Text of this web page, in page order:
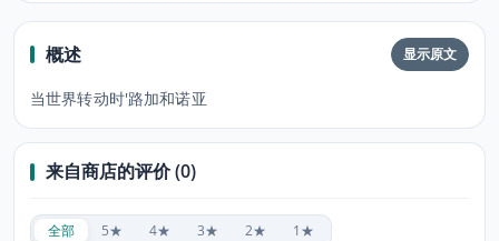
概述 显示原文
当世界转动时'路加和诺亚
来自商店的评价 (0)
全部 5★ 4★ 3★ 2★ 1★